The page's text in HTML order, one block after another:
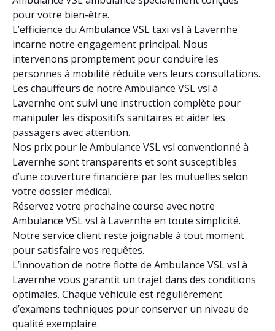
pour votre bien-être.
L’efficience du Ambulance VSL taxi vsl à Lavernhe
incarne notre engagement principal. Nous
intervenons promptement pour conduire les
personnes à mobilité réduite vers leurs consultations.
Les chauffeurs de notre Ambulance VSL vsl à
Lavernhe ont suivi une instruction complète pour
manipuler les dispositifs sanitaires et aider les
passagers avec attention.
Nos prix pour le Ambulance VSL vsl conventionné à
Lavernhe sont transparents et sont susceptibles
d’une couverture financière par les mutuelles selon
votre dossier médical.
Réservez votre prochaine course avec notre
Ambulance VSL vsl à Lavernhe en toute simplicité.
Notre service client reste joignable à tout moment
pour satisfaire vos requêtes.
L’innovation de notre flotte de Ambulance VSL vsl à
Lavernhe vous garantit un trajet dans des conditions
optimales. Chaque véhicule est régulièrement
d’examens techniques pour conserver un niveau de
qualité exemplaire.